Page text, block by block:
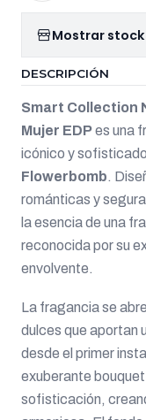
Mostrar
DESCRIPCIÓN
Smart Collection
Mujer EDPes una
icónico y
Flowerbomb.
románticas y
la esencia de una
reconocida por su
envolvente.
La fragancia se
dulces que aportan
desde el primer
exuberante
sofisticación,